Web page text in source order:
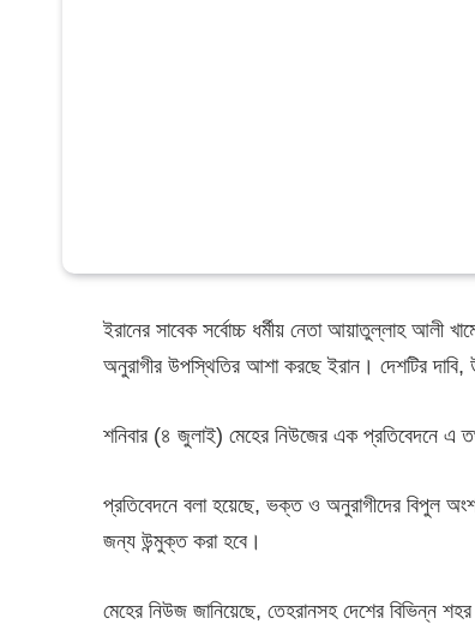
ইরানের সাবেক সর্বোচ্চ ধর্মীয় নেতা আয়াতুল্লাহ আলী
অনুরাগীর উপস্থিতির আশা করছে ইরান। দেশটির দাবি,
শনিবার (৪ জুলাই) মেহের নিউজের এক প্রতিবেদনে এ
প্রতিবেদনে বলা হয়েছে, ভক্ত ও অনুরাগীদের বিপুল
জন্য উন্মুক্ত করা হবে।
মেহের নিউজ জানিয়েছে, তেহরানসহ দেশের বিভিন্ন